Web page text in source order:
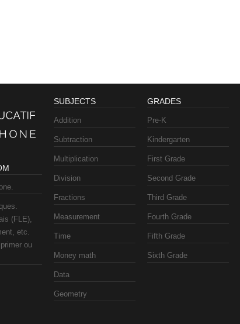
(FLE),
etc.
ou
SUBJECTS
Addition
Subtraction
Multiplication
Division
Fractions
Measurement
Time
Money math
Data
Geometry
GRADES
Pre-K
Kindergarten
First Grade
Second Grade
Third Grade
Fourth Grade
Fifth Grade
Sixth Grade